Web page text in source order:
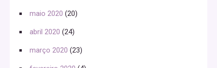
maio 2020 (20)
abril 2020 (24)
março 2020 (23)